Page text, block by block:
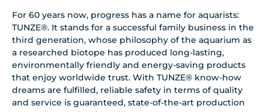
For 60 years now, progress has a name for aquarists:
TUNZE®. It stands for a successful family business in the
third generation, whose philosophy of the aquarium as
a researched biotope has produced long-lasting,
environmentally friendly and energy-saving products
that enjoy worldwide trust. With TUNZE® know-how
dreams are fulfilled, reliable safety in terms of quality
and service is guaranteed, state-of-the-art production